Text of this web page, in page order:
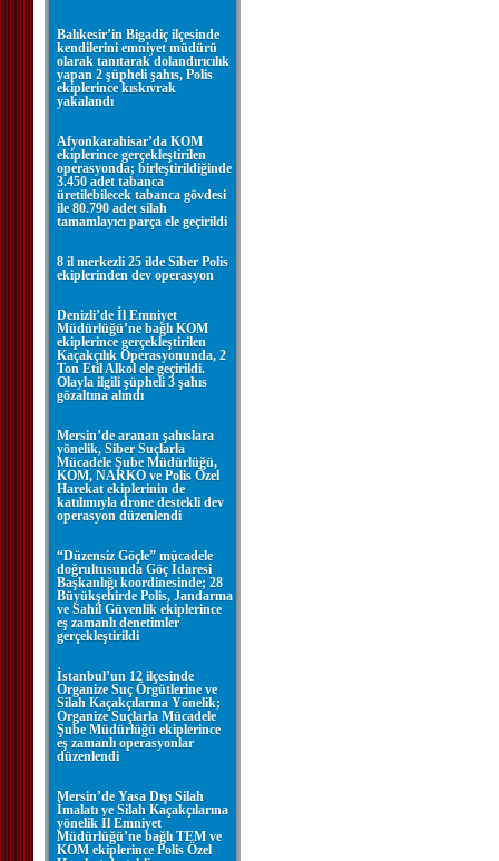
Balıkesir’in Bigadiç ilçesinde
kendilerini emniyet müdürü
olarak tanıtarak dolandırıcılık
yapan 2 şüpheli şahıs, Polis
ekiplerince kıskıvrak
yakalandı
Afyonkarahisar’da KOM
ekiplerince gerçekleştirilen
operasyonda; birleştirildiğinde
3.450 adet tabanca
üretilebilecek tabanca gövdesi
ile 80.790 adet silah
tamamlayıcı parça ele geçirildi
8 il merkezli 25 ilde Siber Polis
ekiplerinden dev operasyon
Denizli’de İl Emniyet
Müdürlüğü’ne bağlı KOM
ekiplerince gerçekleştirilen
Kaçakçılık Operasyonunda, 2
Ton Etil Alkol ele geçirildi.
Olayla ilgili şüpheli 3 şahıs
gözaltına alındı
Mersin’de aranan şahıslara
yönelik, Siber Suçlarla
Mücadele Şube Müdürlüğü,
KOM, NARKO ve Polis Özel
Harekat ekiplerinin de
katılımıyla drone destekli dev
operasyon düzenlendi
“Düzensiz Göçle” mücadele
doğrultusunda Göç İdaresi
Başkanlığı koordinesinde; 28
Büyükşehirde Polis, Jandarma
ve Sahil Güvenlik ekiplerince
eş zamanlı denetimler
gerçekleştirildi
İstanbul’un 12 ilçesinde
Organize Suç Örgütlerine ve
Silah Kaçakçılarına Yönelik;
Organize Suçlarla Mücadele
Şube Müdürlüğü ekiplerince
eş zamanlı operasyonlar
düzenlendi
Mersin’de Yasa Dışı Silah
İmalatı ve Silah Kaçakçılarına
yönelik İl Emniyet
Müdürlüğü’ne bağlı TEM ve
KOM ekiplerince Polis Özel